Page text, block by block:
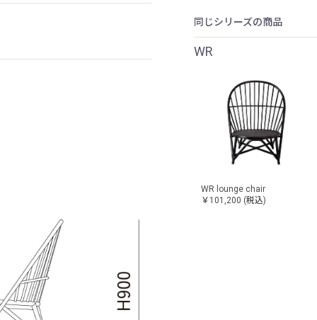
同じシリーズの商品
WR
WR lounge chair
￥101,200 (税込)